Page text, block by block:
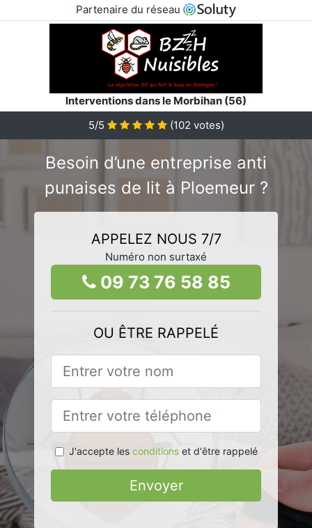
Partenaire du réseau
Interventions dans le Morbihan (56)
5/5
(102 votes)
Besoin d’une entreprise anti
punaises de lit à Ploemeur ?
APPELEZ NOUS 7/7
Numéro non surtaxé
09 73 76 58 85
OU ÊTRE RAPPELÉ
J'accepte les conditionset d'être rappelé
Envoyer